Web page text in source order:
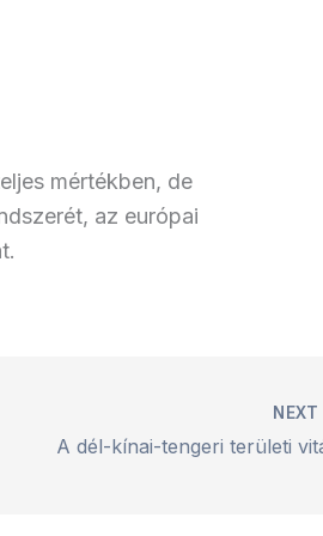
mértékben, de
az európai
NEXT
A dél-kínai-tengeri területi